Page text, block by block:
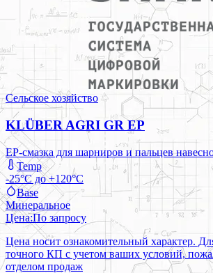
Сельское хозяйство
KLÜBER AGRI GR EP
EP-смазка для шарниров и пальцев
Temp
-25°C до +120°C
Base
Минеральное
Цена:По запросу
Цена носит ознакомительный характер.
точного КП с учетом ваших условий,
отделом продаж